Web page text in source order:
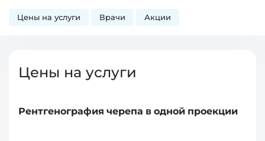
Цены на услуги Врачи Акции
Цены на услуги
Рентгенография черепа в одной проекции